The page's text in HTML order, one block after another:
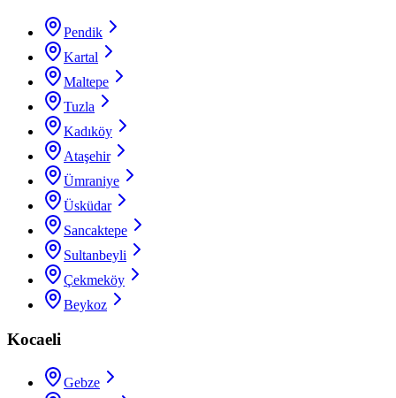
Pendik
Kartal
Maltepe
Tuzla
Kadıköy
Ataşehir
Ümraniye
Üsküdar
Sancaktepe
Sultanbeyli
Çekmeköy
Beykoz
Kocaeli
Gebze